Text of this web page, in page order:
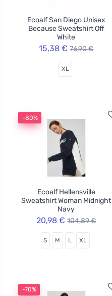
Ecoalf San Diego Unisex
Because Sweatshirt Off
White
15,38 € 76,90 €
XL
-80%
Ecoalf Hellensville
Sweatshirt Woman Midnight
Navy
20,98 € 104,89 €
S M L XL
-70%